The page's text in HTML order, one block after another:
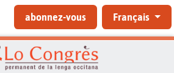
abonnez-vous Français